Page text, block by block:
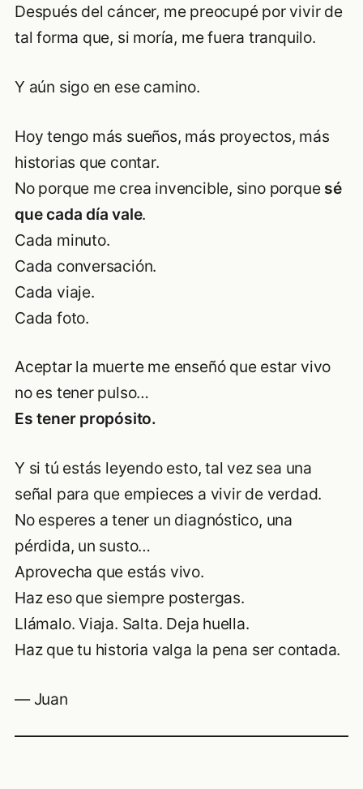
Después del cáncer, me preocupé por vivir de
tal forma que, si moría, me fuera tranquilo.
Y aún sigo en ese camino.
Hoy tengo más sueños, más proyectos, más
historias que contar.
No porque me crea invencible, sino porque sé
que cada día vale.
Cada minuto.
Cada conversación.
Cada viaje.
Cada foto.
Aceptar la muerte me enseñó que estar vivo
no es tener pulso…
Es tener propósito.
Y si tú estás leyendo esto, tal vez sea una
señal para que empieces a vivir de verdad.
No esperes a tener un diagnóstico, una
pérdida, un susto…
Aprovecha que estás vivo.
Haz eso que siempre postergas.
Llámalo. Viaja. Salta. Deja huella.
Haz que tu historia valga la pena ser contada.
— Juan